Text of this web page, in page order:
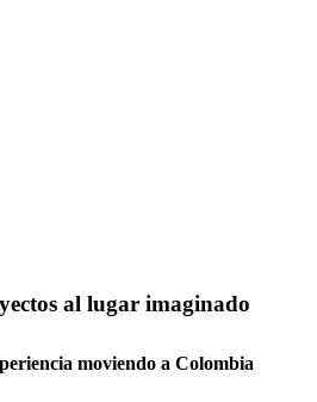
al lugar imaginado
moviendo a Colombia